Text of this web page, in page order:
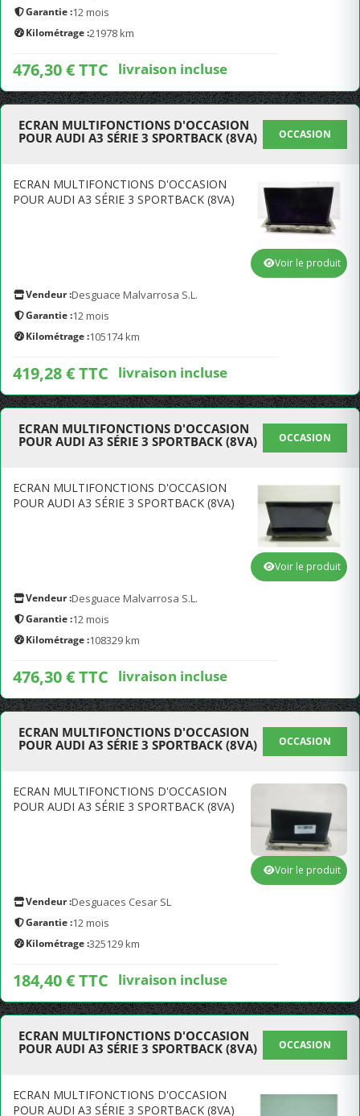
Garantie :12 mois
Kilométrage :21978 km
476,30 € TTC livraison incluse
ECRAN MULTIFONCTIONS D'OCCASION
POUR AUDI A3 SÉRIE 3 SPORTBACK (8VA)
OCCASION
ECRAN MULTIFONCTIONS D'OCCASION
POUR AUDI A3 SÉRIE 3 SPORTBACK (8VA)
Vendeur :Desguace Malvarrosa S.L.
Garantie :12 mois
Kilométrage :105174 km
419,28 € TTC livraison incluse
Voir le produit
ECRAN MULTIFONCTIONS D'OCCASION
POUR AUDI A3 SÉRIE 3 SPORTBACK (8VA)
OCCASION
ECRAN MULTIFONCTIONS D'OCCASION
POUR AUDI A3 SÉRIE 3 SPORTBACK (8VA)
Vendeur :Desguace Malvarrosa S.L.
Garantie :12 mois
Kilométrage :108329 km
476,30 € TTC livraison incluse
Voir le produit
ECRAN MULTIFONCTIONS D'OCCASION
POUR AUDI A3 SÉRIE 3 SPORTBACK (8VA)
OCCASION
ECRAN MULTIFONCTIONS D'OCCASION
POUR AUDI A3 SÉRIE 3 SPORTBACK (8VA)
Vendeur :Desguaces Cesar SL
Garantie :12 mois
Kilométrage :325129 km
184,40 € TTC livraison incluse
Voir le produit
ECRAN MULTIFONCTIONS D'OCCASION
POUR AUDI A3 SÉRIE 3 SPORTBACK (8VA)
OCCASION
ECRAN MULTIFONCTIONS D'OCCASION
POUR AUDI A3 SÉRIE 3 SPORTBACK (8VA)